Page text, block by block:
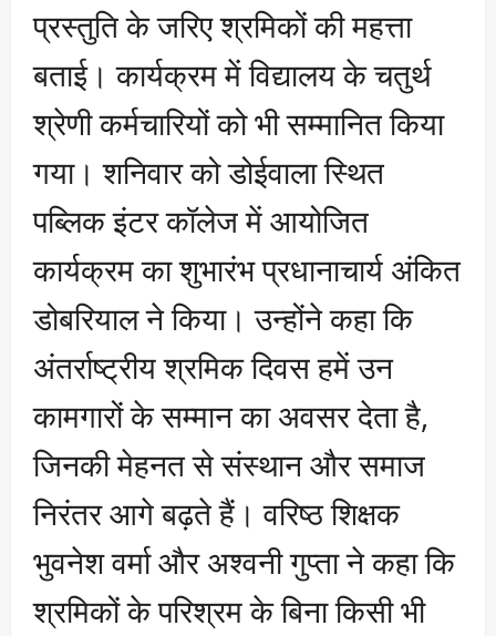
प्रस्तुति के जरिए श्रमिकों की महत्ता
बताई। कार्यक्रम में विद्यालय के चतुर्थ
श्रेणी कर्मचारियों को भी सम्मानित किया
गया। शनिवार को डोईवाला स्थित
पब्लिक इंटर कॉलेज में आयोजित
कार्यक्रम का शुभारंभ प्रधानाचार्य अंकित
डोबरियाल ने किया। उन्होंने कहा कि
अंतर्राष्ट्रीय श्रमिक दिवस हमें उन
कामगारों के सम्मान का अवसर देता है,
जिनकी मेहनत से संस्थान और समाज
निरंतर आगे बढ़ते हैं। वरिष्ठ शिक्षक
भुवनेश वर्मा और अश्वनी गुप्ता ने कहा कि
श्रमिकों के परिश्रम के बिना किसी भी